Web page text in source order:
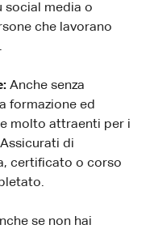
social media o
che lavorano
Anche senza
formazione ed
molto attraenti per i
di
certificato o corso
se non hai